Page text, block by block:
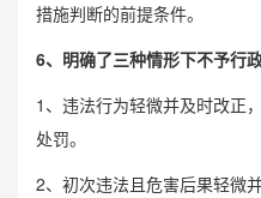
措施判断的前提条件。
6、明确了三种情形下不予行
1、违法行为轻微并及时改正
处罚。
2、初次违法且危害后果轻微